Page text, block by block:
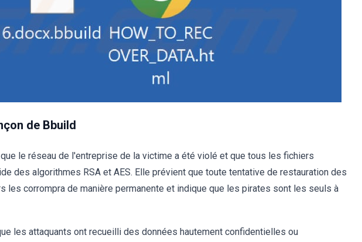
de Bbuild
le réseau de l'entreprise de la victime a été violé et que tous les fichiers
des algorithmes RSA et AES. Elle prévient que toute tentative de restauration des
les corrompra de manière permanente et indique que les pirates sont les seuls à
les attaquants ont recueilli des données hautement confidentielles ou